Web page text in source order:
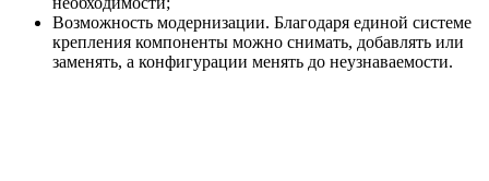
Возможность модернизации. Благодаря единой системе
крепления компоненты можно снимать, добавлять или
заменять, а конфигурации менять до неузнаваемости.